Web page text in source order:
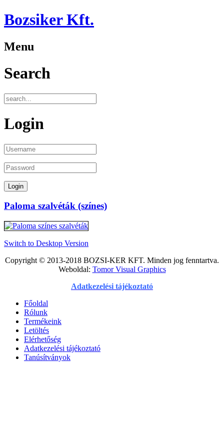
Bozsiker Kft.
Menu
Search
Login
Paloma szalvéták (színes)
Switch to Desktop Version
Copyright © 2013-2018 BOZSI-KER KFT. Minden jog fenntartva.
Weboldal: Tomor Visual Graphics
Adatkezelési tájékoztató
Főoldal
Rólunk
Termékeink
Letöltés
Elérhetőség
Adatkezelési tájékoztató
Tanúsítványok